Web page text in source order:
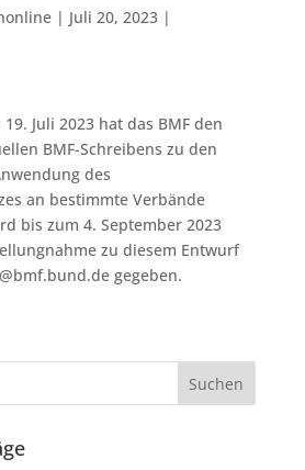
| Juli 20, 2023|
Juli 2023 hat das BMF den
BMF-Schreibens zu den
des
an bestimmte Verbände
bis zum 4. September 2023
zu diesem Entwurf
gegeben.